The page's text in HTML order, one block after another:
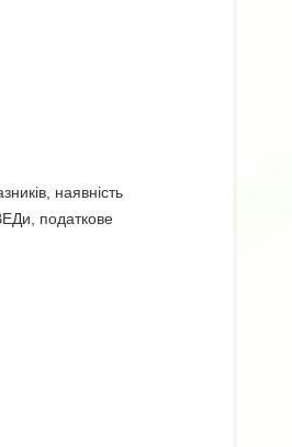
наявність
податкове